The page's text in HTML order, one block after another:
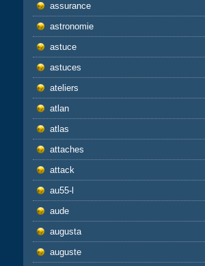
assurance
astronomie
astuce
astuces
ateliers
atlan
atlas
attaches
attack
au55-l
aude
augusta
auguste